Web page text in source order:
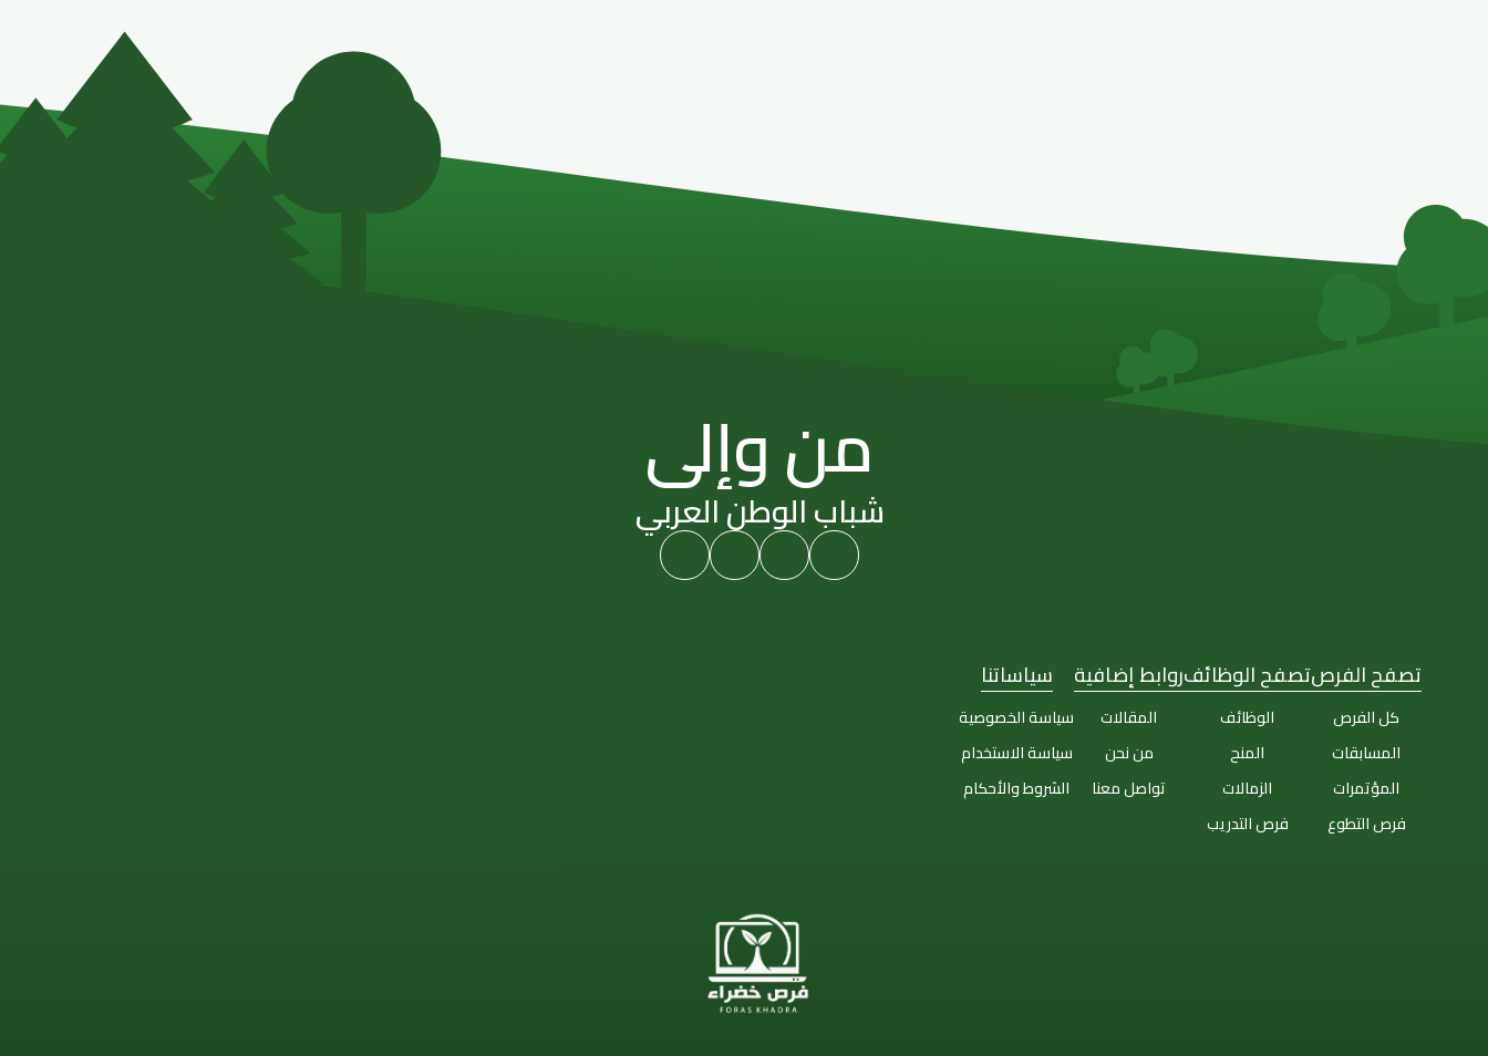
من وإلى
شباب الوطن العربي
تصفح الفرص
كل الفرص
المسابقات
المؤتمرات
فرص التطوع
تصفح الوظائف
الوظائف
المنح
الزمالات
فرص التدريب
روابط إضافية
المقالات
من نحن
تواصل معنا
سياساتنا
سياسة الخصوصية
سياسة الاستخدام
الشروط والأحكام